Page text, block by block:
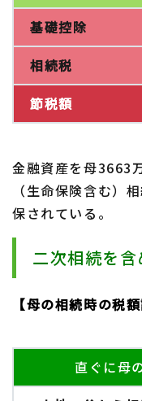
金融資産を母3663
（生命保険含む）
保されている。
二次相続を
【母の相続時の税額
直ぐに母